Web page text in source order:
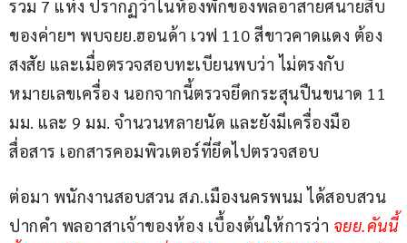
รวม 7 แห่ง ปรากฏว่าในห้องพักของพลอาสายศนายสิบ
ของค่ายฯ พบจยย.ฮอนด้า เวฟ 110 สีขาวคาดแดง ต้อง
สงสัย และเมื่อตรวจสอบทะเบียนพบว่า ไม่ตรงกับ
หมายเลขเครื่อง นอกจากนี้ตรวจยึดกระสุนปืนขนาด 11
มม. และ 9 มม. จำนวนหลายนัด และยังมีเครื่องมือ
สื่อสาร เอกสารคอมพิวเตอร์ที่ยึดไปตรวจสอบ
ต่อมา พนักงานสอบสวน สภ.เมืองนครพนม ได้สอบสวน
ปากคำ พลอาสาเจ้าของห้อง เบื้องต้นให้การว่า จยย.คันนี้